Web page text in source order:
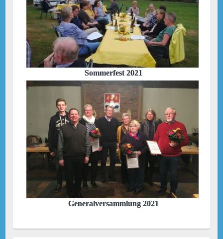
Sommerfest 2021
Generalversammlung 2021